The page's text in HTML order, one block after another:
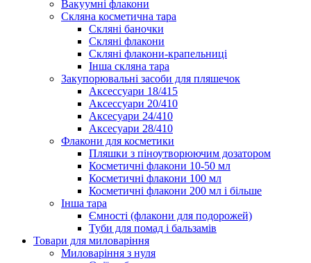
Вакуумні флакони
Скляна косметична тара
Скляні баночки
Скляні флакони
Скляні флакони-крапельниці
Інша скляна тара
Закупорювальні засоби для пляшечок
Аксессуари 18/415
Аксессуари 20/410
Аксесуари 24/410
Аксесуари 28/410
Флакони для косметики
Пляшки з піноутворюючим дозатором
Косметичні флакони 10-50 мл
Косметичні флакони 100 мл
Косметичні флакони 200 мл і більше
Інша тара
Ємності (флакони для подорожей)
Туби для помад і бальзамів
Товари для миловаріння
Миловаріння з нуля